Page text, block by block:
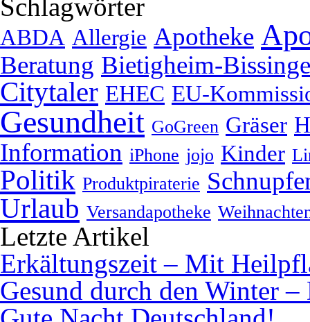
Schlagwörter
ABDA Allergie Apotheke
Beratung Bietigheim-
Citytaler EHEC EU-
Gesundheit GoGreen Gräser
Information iPhone jojo Kinder
Politik Produktpiraterie
Urlaub Versandapotheke
Letzte Artikel
Erkältungszeit – Mit
Gesund durch den Winter